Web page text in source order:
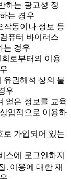
하는 광고성 정
는 경우
작동이나 정보 등
퓨터 바이러스
는 경우
로부터의 이용
유권해석 상의 불
우
얻은 정보를 교육
업적으로 이용하
로 가입되어 있는
스에 로그인하지
․이용에 대한 재